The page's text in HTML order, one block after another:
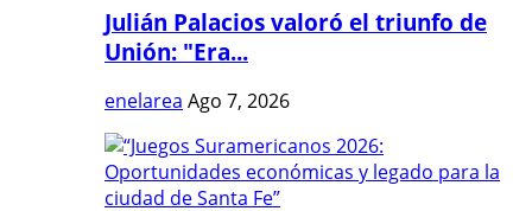
Julián Palacios valoró el triunfo de
Unión: "Era...
enelarea Ago 7, 2026